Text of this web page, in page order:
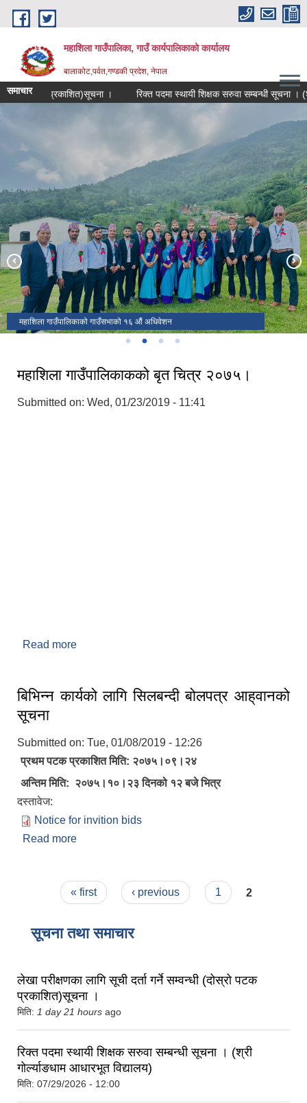
Skip to main content
महाशिला गाउँपालिका, गाउँ कार्यपालिकाको कार्यालय
बालाकोट,पर्वत,गण्डकी प्रदेश, नेपाल
समाचार
पटक प्रकाशित)सूचना । रिक्त पदमा स्थायी शिक्षक सरुवा सम्बन्धी सूचना । (श्री
पुर्ण खाेप सुनिस्चितता तथा दिगाेपना कार्यक्रममा
महाशिला गाउँपालिकाको गाउँसभाको १६ औं अधिवेशन
महाशिला विकास स्वयंसेवक
१९ औं राष्ट्रिय महिला सामुदायिक स्वास्थ्य स्वयंसेविका दिवस
महाशिला गाउँपालिकाकको बृत चित्र २०७५।
Submitted on: Wed, 01/23/2019 - 11:41
Read more
बिभिन्‍न कार्यको लागि सिलबन्दी बोलपत्र आह्‌वानको
सूचना
Submitted on: Tue, 01/08/2019 - 12:26
प्रथम पटक प्रकाशित मिति: २०७५।०९।२४
अन्तिम मिति: २०७५।१०।२३ दिनको १२ बजे भित्र
दस्तावेज:
Notice for invition bids
Read more
Pages« first ‹ previous 1 2
सूचना तथा समाचार
लेखा परीक्षणका लागि सूची दर्ता गर्ने सम्वन्धी (दोस्रो पटक
प्रकाशित)सूचना ।
मिति: 1 day 21 hours ago
रिक्त पदमा स्थायी शिक्षक सरुवा सम्बन्धी सूचना । (श्री
गोर्ल्याङधाम आधारभूत विद्यालय)
मिति: 07/29/2026 - 12:00